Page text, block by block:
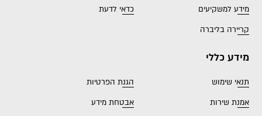
מידע למשקיעים
כדאי לדעת
קריירה בליברה
מידע כללי
תנאי שימוש
הגנת הפרטיות
אמנת שירות
אבטחת מידע